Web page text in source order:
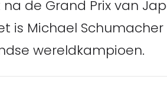
de Grand Prix van
is Michael
wereldkampioen.